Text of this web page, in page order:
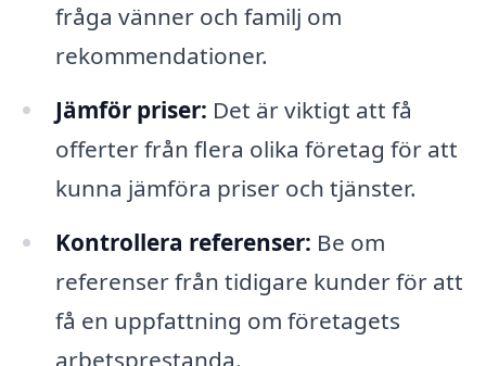
fråga vänner och familj om
rekommendationer.
Jämför priser: Det är viktigt att få
offerter från flera olika företag för att
kunna jämföra priser och tjänster.
Kontrollera referenser: Be om
referenser från tidigare kunder för att
få en uppfattning om företagets
arbetsprestanda.